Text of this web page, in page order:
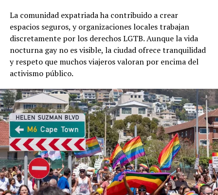
La comunidad expatriada ha contribuido a crear
espacios seguros, y organizaciones locales trabajan
discretamente por los derechos LGTB. Aunque la vida
nocturna gay no es visible, la ciudad ofrece tranquilidad
y respeto que muchos viajeros valoran por encima del
activismo público.